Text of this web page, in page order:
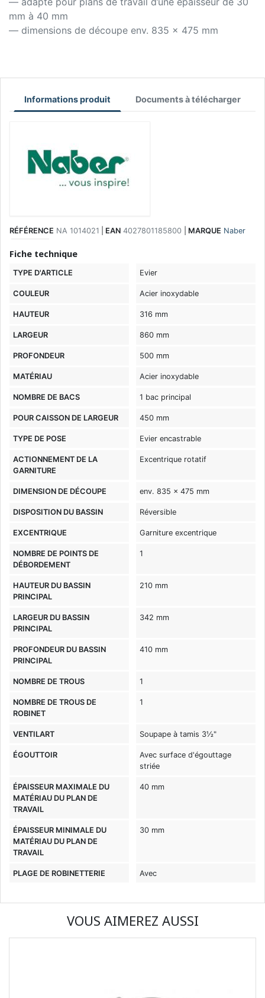
mm à 40 mm
— dimensions de découpe env. 835 x 475 mm
Informations produit Documents à télécharger
RÉFÉRENCE NA 1014021 EAN 4027801185800 MARQUE Naber
Fiche technique
TYPE D'ARTICLE Evier
COULEUR Acier inoxydable
HAUTEUR 316 mm
LARGEUR 860 mm
PROFONDEUR 500 mm
MATÉRIAU Acier inoxydable
NOMBRE DE BACS 1 bac principal
POUR CAISSON DE LARGEUR 450 mm
TYPE DE POSE Evier encastrable
ACTIONNEMENT DE LA
GARNITURE
Excentrique rotatif
DIMENSION DE DÉCOUPE env. 835 x 475 mm
DISPOSITION DU BASSIN Réversible
EXCENTRIQUE Garniture excentrique
NOMBRE DE POINTS DE
DÉBORDEMENT
1
HAUTEUR DU BASSIN
PRINCIPAL
210 mm
LARGEUR DU BASSIN
PRINCIPAL
342 mm
PROFONDEUR DU BASSIN
PRINCIPAL
410 mm
NOMBRE DE TROUS 1
NOMBRE DE TROUS DE
ROBINET
1
VENTILART Soupape à tamis 3½"
ÉGOUTTOIR
Avec surface d'égouttage
striée
ÉPAISSEUR MAXIMALE DU
MATÉRIAU DU PLAN DE
TRAVAIL
40 mm
ÉPAISSEUR MINIMALE DU
MATÉRIAU DU PLAN DE
TRAVAIL
30 mm
PLAGE DE ROBINETTERIE Avec
VOUS AIMEREZ AUSSI